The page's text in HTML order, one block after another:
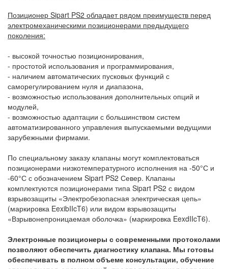
Позиционер Sipart PS2 обладает рядом преимуществ перед
электромеханическими позиционерами предыдущего
поколения:
- высокой точностью позиционирования,
- простотой использования и программирования,
- наличием автоматических пусковых функций с
саморегулированием нуля и диапазона,
- возможностью использования дополнительных опций и
модулей,
- возможностью адаптации с большинством систем
автоматизированного управления выпускаемыми ведущими
зарубежными фирмами.
По специальному заказу клапаны могут комплектоваться
позиционерами низкотемпературного исполнения на -50°С и
-60°С с обозначением Sipart PS2 Север. Клапаны
комплектуются позиционерами типа Sipart PS2 с видом
взрывозащиты «Электробезопасная электрическая цепь»
(маркировка EexibIIcT6) или видом взрывозащиты
«Взрывонепроницаемая оболочка» (маркировка EexdIIcT6).
Электронные позиционеры с современными протоколами
позволяют обеспечить диагностику клапана. Мы готовы
обеспечивать в полном объеме консультации, обучение